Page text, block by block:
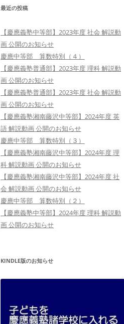
最近の投稿
【慶應義塾中等部】2023年度 社会 解説動
画 公開のお知らせ
慶應中等部 算数特別（４）
【慶應義塾普通部】2023年度 理科 解説動
画 公開のお知らせ
【慶應義塾普通部】2023年度 社会 解説動
画 公開のお知らせ
【慶應義塾湘南藤沢中等部】2024年度 英
語 解説動画 公開のお知らせ
慶應中等部 算数特別（３）
【慶應義塾湘南藤沢中等部】2024年度 理
科 解説動画 公開のお知らせ
【慶應義塾湘南藤沢中等部】2024年度 社
会 解説動画 公開のお知らせ
慶應中等部 算数特別（２）
【慶應義塾中等部】2024年度 理科 解説動
画 公開のお知らせ
KINDLE版のお知らせ